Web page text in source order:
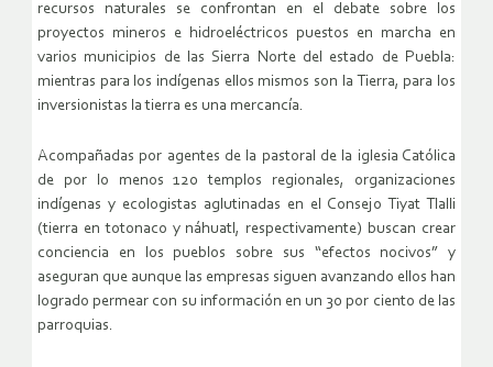
recursos naturales se confrontan en el debate sobre los
proyectos mineros e hidroeléctricos puestos en marcha en
varios municipios de las Sierra Norte del estado de Puebla:
mientras para los indígenas ellos mismos son la Tierra, para los
inversionistas la tierra es una mercancía.
Acompañadas por agentes de la pastoral de la iglesia Católica
de por lo menos 120 templos regionales, organizaciones
indígenas y ecologistas aglutinadas en el Consejo Tiyat Tlalli
(tierra en totonaco y náhuatl, respectivamente) buscan crear
conciencia en los pueblos sobre sus “efectos nocivos” y
aseguran que aunque las empresas siguen avanzando ellos han
logrado permear con su información en un 30 por ciento de las
parroquias.